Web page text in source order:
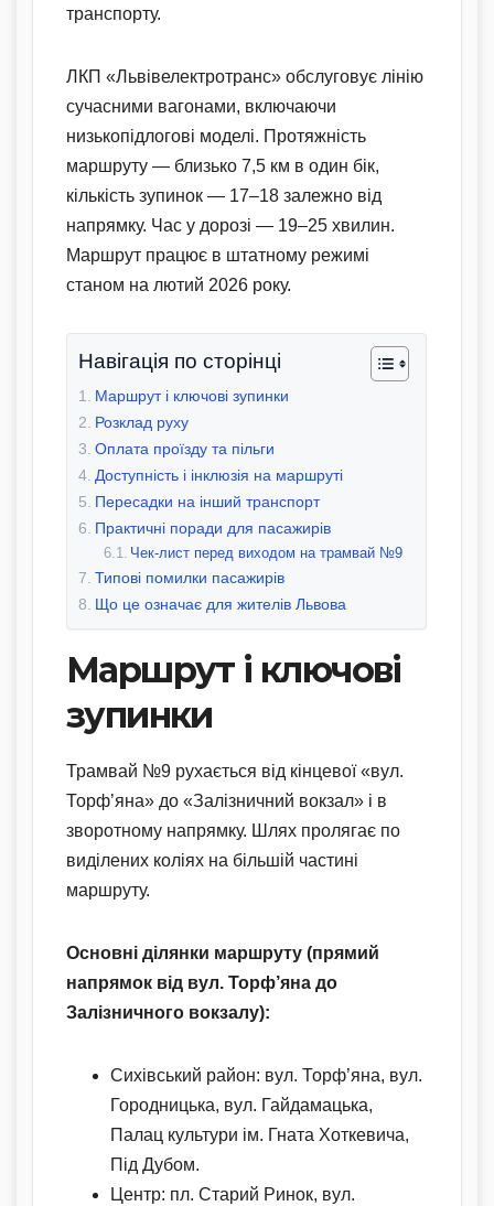
транспорту.
ЛКП «Львівелектротранс» обслуговує лінію
сучасними вагонами, включаючи
низькопідлогові моделі. Протяжність
маршруту — близько 7,5 км в один бік,
кількість зупинок — 17–18 залежно від
напрямку. Час у дорозі — 19–25 хвилин.
Маршрут працює в штатному режимі
станом на лютий 2026 року.
Навігація по сторінці
Маршрут і ключові зупинки
Розклад руху
Оплата проїзду та пільги
Доступність і інклюзія на маршруті
Пересадки на інший транспорт
Практичні поради для пасажирів
Чек-лист перед виходом на трамвай №9
Типові помилки пасажирів
Що це означає для жителів Львова
Маршрут і ключові
зупинки
Трамвай №9 рухається від кінцевої «вул.
Торф’яна» до «Залізничний вокзал» і в
зворотному напрямку. Шлях пролягає по
виділених коліях на більшій частині
маршруту.
Основні ділянки маршруту (прямий
напрямок від вул. Торф’яна до
Залізничного вокзалу):
Сихівський район: вул. Торф’яна, вул.
Городницька, вул. Гайдамацька,
Палац культури ім. Гната Хоткевича,
Під Дубом.
Центр: пл. Старий Ринок, вул.